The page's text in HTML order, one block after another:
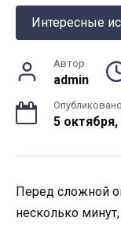
Интересные
Автор
admin
Опубликовано
5 октября,
Перед сложной
несколько